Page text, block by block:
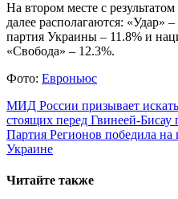
На втором месте с
далее располагаются: «Удар»
партия Украины – 11.8% и
«Свобода» – 12.3%.
Фото: Евроньюс
Навигация
по
записям
МИД России призывает
стоящих перед Гвинеей-Бисау
Партия Регионов победила на
Украине
Читайте также